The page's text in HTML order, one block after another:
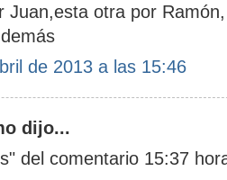
Juan,esta otra por
de 2013 a las 15:46
dijo...
del comentario 15:37